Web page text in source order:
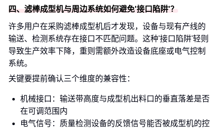
四、滤棒成型机与周边系统如何避免'接口陷阱'？
许多用户在采购滤棒成型机后才发现，设备与现有产线的
输送、检测系统存在接口不匹配问题。这种'接口陷阱'轻则
导致生产效率下降，重则需额外改造设备底座或电气控制
系统。
关键要提前确认三个维度的兼容性：
机械接口：输送带高度与成型机出料口的垂直落差是否
在可调范围内
电气信号：质量检测设备的反馈信号能否被成型机的控